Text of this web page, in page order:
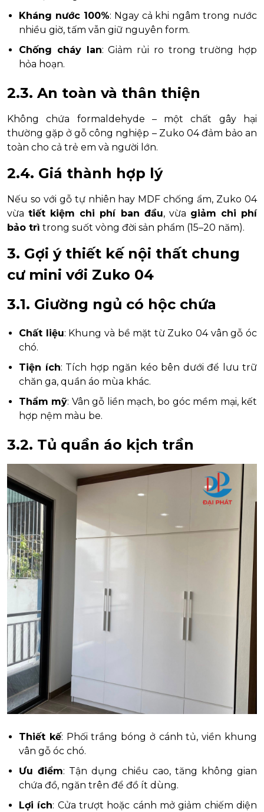
Kháng nước 100%: Ngay cả khi ngâm trong nước
nhiều giờ, tấm vẫn giữ nguyên form.
Chống cháy lan: Giảm rủi ro trong trường hợp
hỏa hoạn.
2.3. An toàn và thân thiện
Không chứa formaldehyde – một chất gây hại
thường gặp ở gỗ công nghiệp – Zuko 04 đảm bảo an
toàn cho cả trẻ em và người lớn.
2.4. Giá thành hợp lý
Nếu so với gỗ tự nhiên hay MDF chống ẩm, Zuko 04
vừatiết kiệm chi phí ban đầu, vừa giảm chi phí
bảo trì trong suốt vòng đời sản phẩm (15–20 năm).
3. Gợi ý thiết kế nội thất chung
cư mini với Zuko 04
3.1. Giường ngủ có hộc chứa
Chất liệu: Khung và bề mặt từ Zuko 04 vân gỗ óc
chó.
Tiện ích: Tích hợp ngăn kéo bên dưới để lưu trữ
chăn ga, quần áo mùa khác.
Thẩm mỹ: Vân gỗ liền mạch, bo góc mềm mại, kết
hợp nệm màu be.
3.2. Tủ quần áo kịch trần
Thiết kế: Phối trắng bóng ở cánh tủ, viền khung
vân gỗ óc chó.
Ưu điểm: Tận dụng chiều cao, tăng không gian
chứa đồ, ngăn trên để đồ ít dùng.
Lợi ích: Cửa trượt hoặc cánh mở giảm chiếm diện